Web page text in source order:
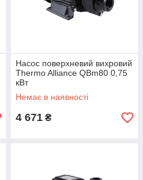
Насос поверхневий вихровий
Thermo Alliance QBm80 0,75
кВт
Немає в наявності
4 671 ₴